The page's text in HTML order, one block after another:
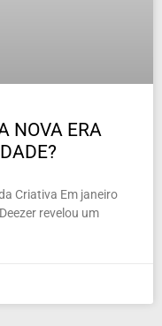
NOVA ERA
Criativa Em janeiro
revelou um